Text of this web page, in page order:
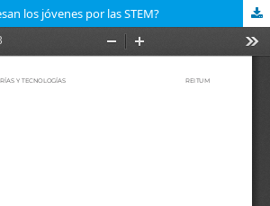
los jóvenes por las STEM?